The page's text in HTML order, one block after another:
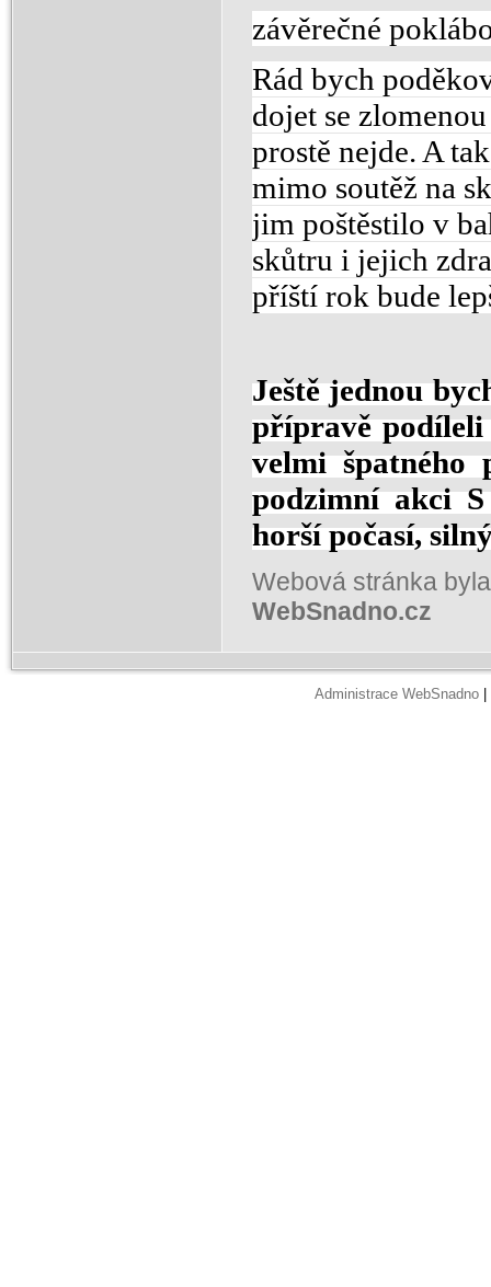
závěrečné
Rád bych
dojet se
prostě nejde. A
mimo soutěž na
jim poštěstilo v
skůtru i jejich
příští rok bude
Ještě jednou
přípravě
velmi špatného
podzimní akci
horší počasí,
Webová stránka
WebSnadno.cz
Administrace WebSnadno|